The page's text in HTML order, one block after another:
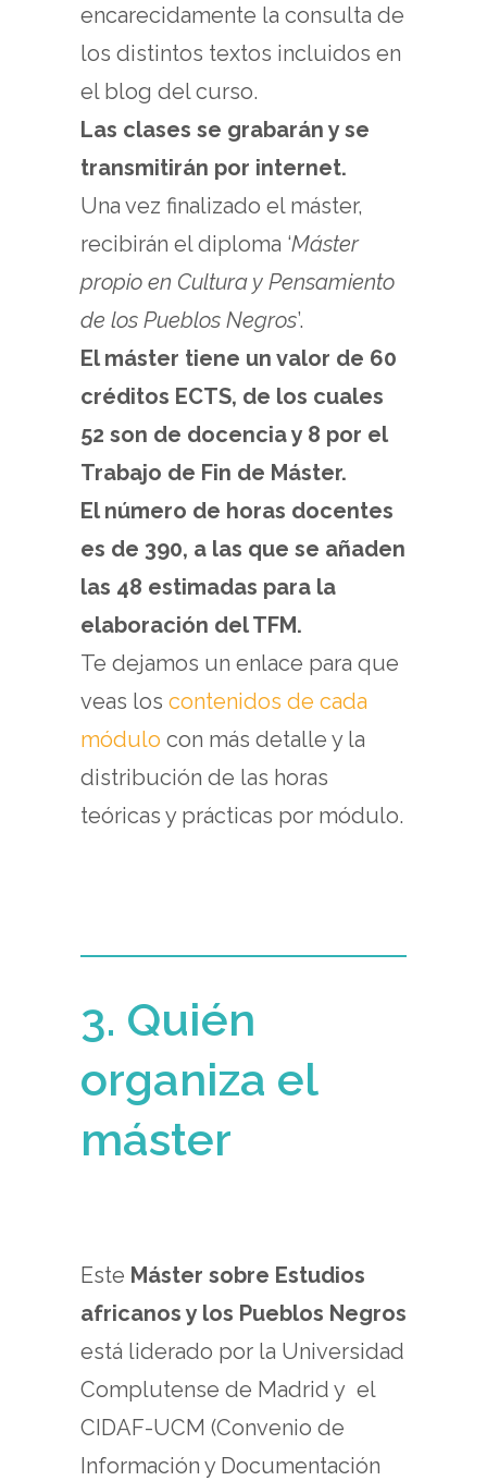
encarecidamente la consulta de
los distintos textos incluidos en
el blog del curso.
Las clases se grabarán y se
transmitirán por internet.
Una vez finalizado el máster,
recibirán el diploma ‘Máster
propio en Cultura y Pensamiento
de los Pueblos Negros’.
El máster tiene un valor de 60
créditos ECTS, de los cuales
52 son de docencia y 8 por el
Trabajo de Fin de Máster.
El número de horas docentes
es de 390, a las que se añaden
las 48 estimadas para la
elaboración del TFM.
Te dejamos un enlace para que
veas los contenidos de cada
módulo con más detalle y la
distribución de las horas
teóricas y prácticas por módulo.
3. Quién
organiza el
máster
Este Máster sobre Estudios
africanos y los Pueblos Negros
está liderado por la Universidad
Complutense de Madrid y el
CIDAF-UCM (Convenio de
Información y Documentación